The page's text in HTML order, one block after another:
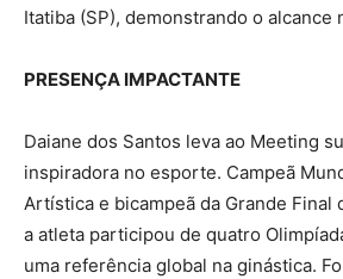
Itatiba (SP), demonstrando o alcance
PRESENÇA IMPACTANTE
Daiane dos Santos leva ao Meeting
inspiradora no esporte. Campeã
Artística e bicampeã da Grande Final
a atleta participou de quatro
uma referência global na ginástica.